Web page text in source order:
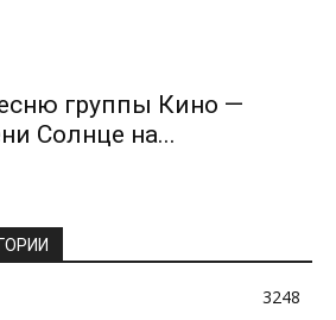
группы Кино —
Солнце на...
3248